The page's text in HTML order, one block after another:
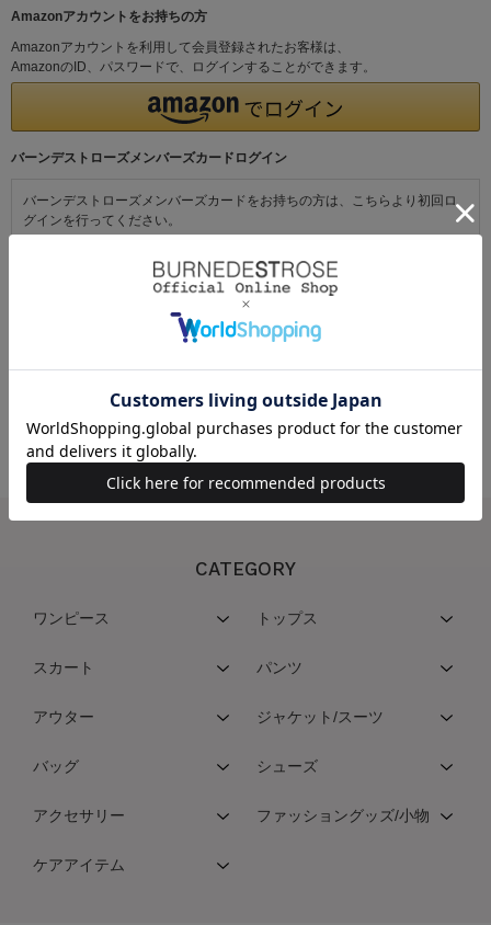
Amazonアカウントをお持ちの方
Amazonアカウントを利用して会員登録されたお客様は、
AmazonのID、パスワードで、ログインすることができます。
バーンデストローズメンバーズカードログイン
バーンデストローズメンバーズカードをお持ちの方は、こちらより初回ロ
グインを行ってください。
初めてご利用の方・会員以外の方
初めてご利用のお客様は、こちらから会員登録を行ってください。
うになります。
CATEGORY
ワンピース トップス
スカート パンツ
アウター ジャケット/スーツ
バッグ シューズ
アクセサリー ファッショングッズ/小物
ケアアイテム